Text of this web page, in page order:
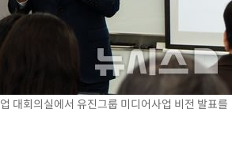
대회의실에서 유진그룹 미디어사업 비전 발표를